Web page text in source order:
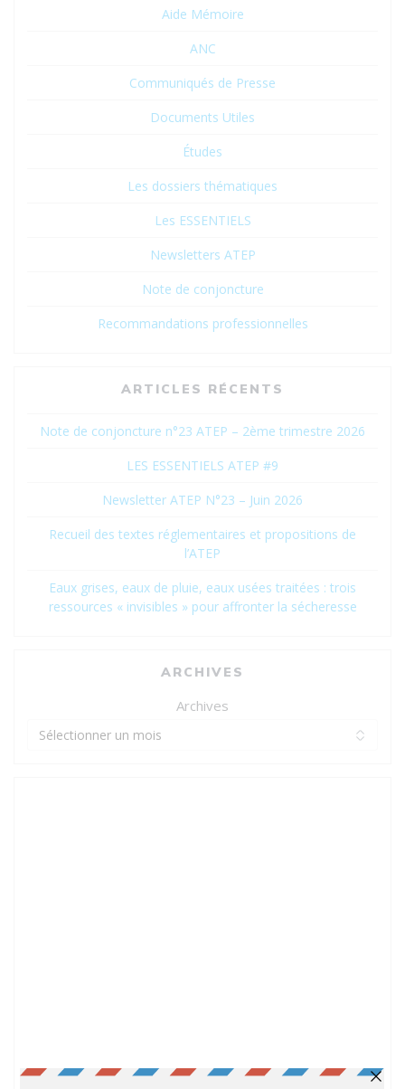
Aide Mémoire
ANC
Communiqués de Presse
Documents Utiles
Études
Les dossiers thématiques
Les ESSENTIELS
Newsletters ATEP
Note de conjoncture
Recommandations professionnelles
ARTICLES RÉCENTS
Note de conjoncture n°23 ATEP – 2ème trimestre 2026
LES ESSENTIELS ATEP #9
Newsletter ATEP N°23 – Juin 2026
Recueil des textes réglementaires et propositions de
l’ATEP
Eaux grises, eaux de pluie, eaux usées traitées : trois
ressources « invisibles » pour affronter la sécheresse
ARCHIVES
Archives